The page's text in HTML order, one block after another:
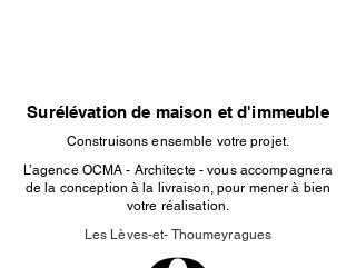
Surélévation de maison et d'immeuble
Construisons ensemble votre projet.
L’agence OCMA - Architecte - vous accompagnera
de la conception à la livraison, pour mener à bien
votre réalisation.
Les Lèves-et- Thoumeyragues